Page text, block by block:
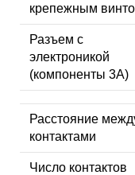
крепежным
Разъем с
электроникой
(компоненты 3A)
Расстояние
контактами
Число контактов